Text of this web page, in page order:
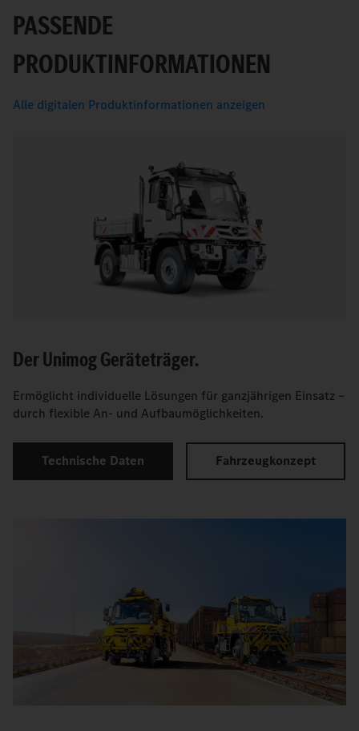
PASSENDE
PRODUKTINFORMATIONEN
Alle digitalen Produktinformationen anzeigen
Der Unimog Geräteträger.
Ermöglicht individuelle Lösungen für ganzjährigen Einsatz –
durch flexible An- und Aufbaumöglichkeiten.
Technische Daten Fahrzeugkonzept